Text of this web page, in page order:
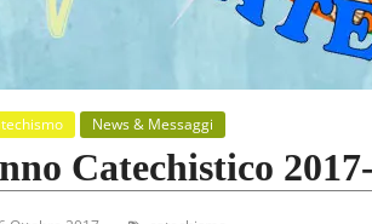
News & Messaggi
Catechistico